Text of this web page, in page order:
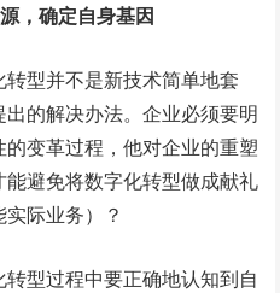
，确定自身基因
型并不是新技术简单地套
的解决办法。企业必须要明
变革过程，他对企业的重塑
避免将数字化转型做成献礼
际业务）？
型过程中要正确地认知到自